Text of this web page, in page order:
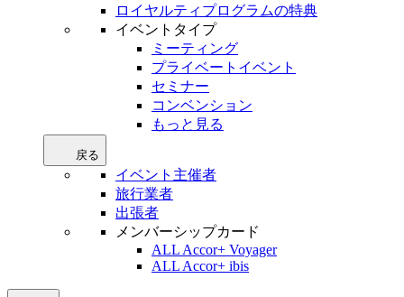
ロイヤルティプログラムの特典
イベントタイプ
ミーティング
プライベートイベント
セミナー
コンベンション
もっと見る
戻る
イベント主催者
旅行業者
出張者
メンバーシップカード
ALL Accor+ Voyager
ALL Accor+ ibis